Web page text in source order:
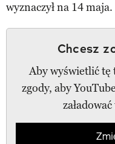
wyznaczył na 14 maja.
Chcesz
Aby wyświetlić tę
zgody, aby